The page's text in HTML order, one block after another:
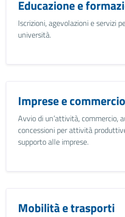
Educazione e
Iscrizioni, agevolazioni e servizi
università.
Imprese e commercio
Avvio di un’attività, commercio,
concessioni per attività
supporto alle imprese.
Mobilità e trasporti